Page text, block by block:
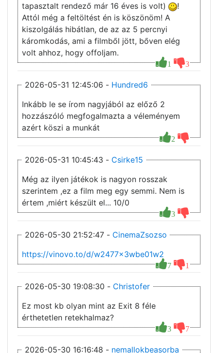
1 3
tapasztalt rendező már 16 éves is volt)
!
Attól még a feltöltést én is köszönöm! A
kiszolgálás hibátlan, de az az 5 percnyi
káromkodás, ami a filmből jött, bőven elég
volt ahhoz, hogy offoljam.
2026-05-31 12:45:06 - Hundred6
2
Inkább le se írom nagyjából az előző 2
hozzászóló megfogalmazta a véleményem
azért köszi a munkát
2026-05-31 10:45:43 - Csirke15
3
Még az ilyen játékok is nagyon rosszak
szerintem ,ez a film meg egy semmi. Nem is
értem ,miért készült el... 10/0
2026-05-30 21:52:47 - CinemaZsozso
7 1
https://vinovo.to/d/w2477x3wbe01w2
2026-05-30 19:08:30 - Christofer
3 7
Ez most kb olyan mint az Exit 8 féle
érthetetlen retekhalmaz?
2026-05-30 16:16:48 - nemallokbeasorba